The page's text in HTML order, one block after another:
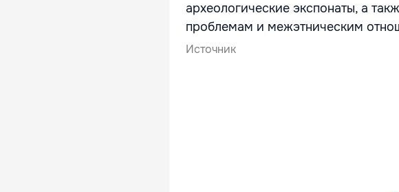
археологические экспонаты, а
проблемам и межэтническим
Источник